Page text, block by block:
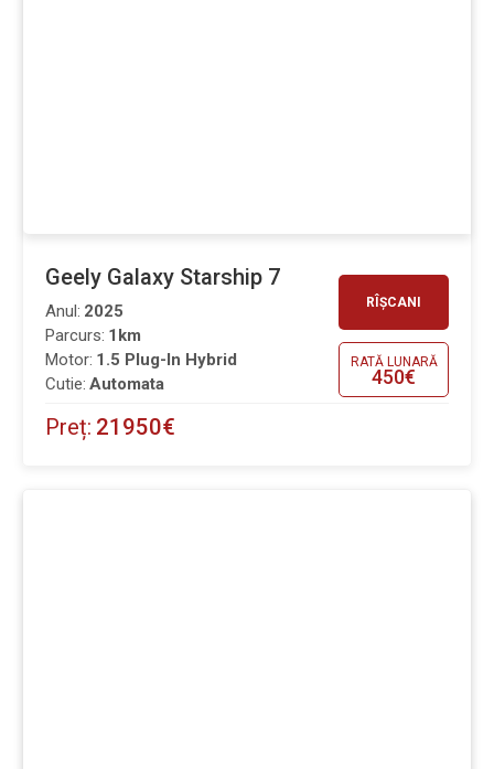
RÎȘCANI
RATĂ LUNARĂ
450€
Geely Galaxy Starship 7
Parcurs: 1km
Anul: 2025
Motor: 1.5 Plug-In Hybrid
Cutie: Automata
Preț: 21950€